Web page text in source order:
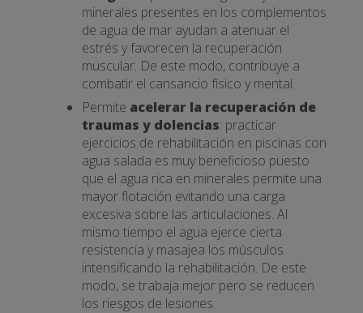
minerales presentes en los complementos
de agua de mar ayudan a atenuar el
estrés y favorecen la recuperación
muscular. De este modo, contribuye a
combatir el cansancio físico y mental.
Permite acelerar la recuperación de
traumas y dolencias: practicar
ejercicios de rehabilitación en piscinas con
agua salada es muy beneficioso puesto
que el agua rica en minerales permite una
mayor flotación evitando una carga
excesiva sobre las articulaciones. Al
mismo tiempo el agua ejerce cierta
resistencia y masajea los músculos
intensificando la rehabilitación. De este
modo, se trabaja mejor pero se reducen
los riesgos de lesiones.